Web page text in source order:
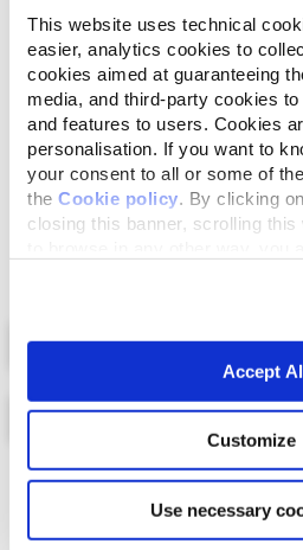
This website uses technical
easier, analytics cookies to
cookies aimed at guaranteeing
media, and third-party cookies
and features to users. Cookies
personalisation. If you want to
your consent to all or some of
the Cookie policy. By clicking
closing this banner, scrolling this
Accept
Customize
Use necessary
Monoproteico
Un'unica fonte di proteine
difficoltà alimentari.
Ingredienti
Petto di pollo 75%, brodo di
Lista Mappa